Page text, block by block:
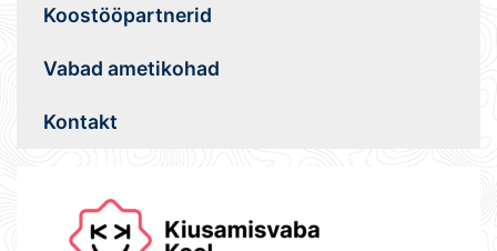
Koostööpartnerid
Vabad ametikohad
Kontakt